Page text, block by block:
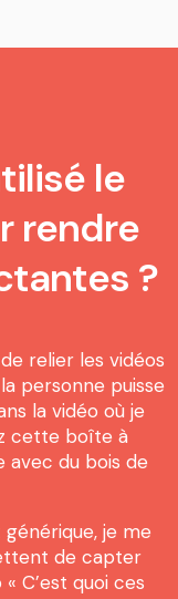
le
rendre
?
relier les vidéos
personne puisse
la vidéo où je
cette boîte à
avec du bois de
je me
de capter
C’est quoi ces